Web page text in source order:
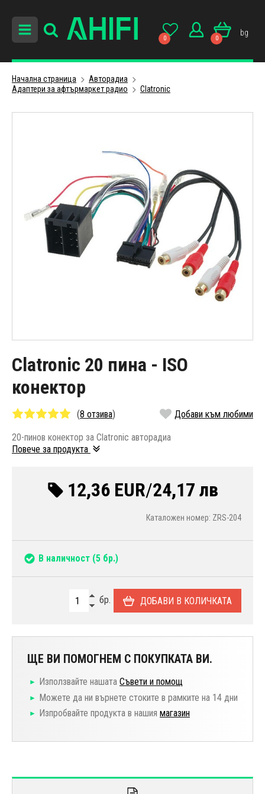
0 0
bg
Начална страница
Авторадиa
Адаптери за афтърмаркет радио
Clatronic
Clatronic 20 пина - ISO
конектор
(8 отзива) Добави към любими
20-пинов конектор за Clatronic авторадиа
Повече за продукта
12,36 EUR/24,17 лв
Каталожен номер: ZRS-204
В наличност (5 бр.)
бр. ДОБАВИ В КОЛИЧКАТА
ЩЕ ВИ ПОМОГНЕМ С ПОКУПКАТА ВИ.
Използвайте нашата Съвети и помощ
Можете да ни върнете стоките в рамките на 14 дни
Изпробвайте продукта в нашия магазин